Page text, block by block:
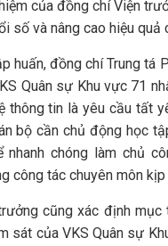
của đồng chí Viện
số và nâng cao hiệu quả
huấn, đồng chí Trung tá
Quân sự Khu vực 71
thông tin là yêu cầu tất
bộ cần chủ động học
nhanh chóng làm chủ
công tác chuyên môn kịp
cũng xác định
sát của VKS Quân sự